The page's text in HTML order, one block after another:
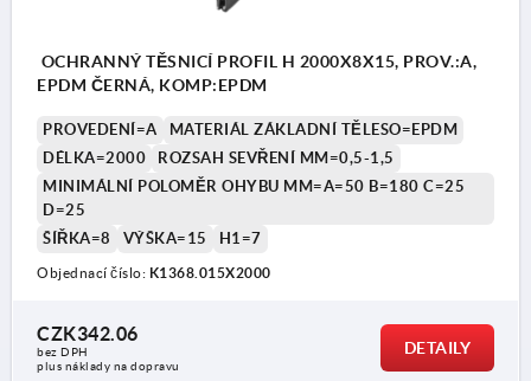
OCHRANNÝ TĚSNICÍ PROFIL H 2000X8X15, PROV.:A,
EPDM ČERNÁ, KOMP:EPDM
PROVEDENÍ=A
MATERIÁL ZÁKLADNÍ TĚLESO=EPDM
DÉLKA=2000
ROZSAH SEVŘENÍ MM=0,5-1,5
MINIMÁLNÍ POLOMĚR OHYBU MM=A=50 B=180 C=25
D=25
ŠÍŘKA=8
VÝŠKA=15 H1=7
Objednací číslo: K1368.015X2000
CZK342.06
bez DPH
plus náklady na dopravu
DETAILY